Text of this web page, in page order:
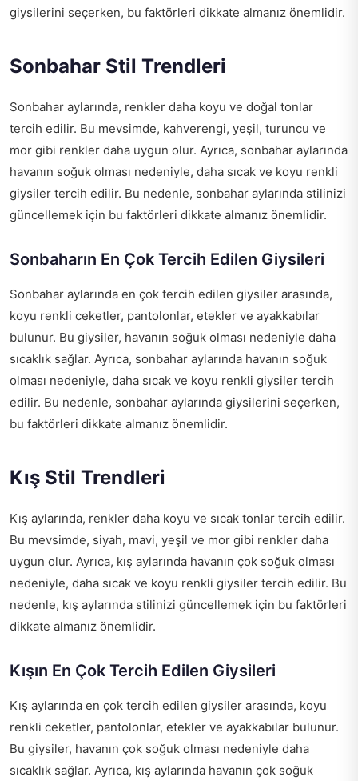
giysilerini seçerken, bu faktörleri dikkate almanız önemlidir.
Sonbahar Stil Trendleri
Sonbahar aylarında, renkler daha koyu ve doğal tonlar
tercih edilir. Bu mevsimde, kahverengi, yeşil, turuncu ve
mor gibi renkler daha uygun olur. Ayrıca, sonbahar aylarında
havanın soğuk olması nedeniyle, daha sıcak ve koyu renkli
giysiler tercih edilir. Bu nedenle, sonbahar aylarında stilinizi
güncellemek için bu faktörleri dikkate almanız önemlidir.
Sonbaharın En Çok Tercih Edilen Giysileri
Sonbahar aylarında en çok tercih edilen giysiler arasında,
koyu renkli ceketler, pantolonlar, etekler ve ayakkabılar
bulunur. Bu giysiler, havanın soğuk olması nedeniyle daha
sıcaklık sağlar. Ayrıca, sonbahar aylarında havanın soğuk
olması nedeniyle, daha sıcak ve koyu renkli giysiler tercih
edilir. Bu nedenle, sonbahar aylarında giysilerini seçerken,
bu faktörleri dikkate almanız önemlidir.
Kış Stil Trendleri
Kış aylarında, renkler daha koyu ve sıcak tonlar tercih edilir.
Bu mevsimde, siyah, mavi, yeşil ve mor gibi renkler daha
uygun olur. Ayrıca, kış aylarında havanın çok soğuk olması
nedeniyle, daha sıcak ve koyu renkli giysiler tercih edilir. Bu
nedenle, kış aylarında stilinizi güncellemek için bu faktörleri
dikkate almanız önemlidir.
Kışın En Çok Tercih Edilen Giysileri
Kış aylarında en çok tercih edilen giysiler arasında, koyu
renkli ceketler, pantolonlar, etekler ve ayakkabılar bulunur.
Bu giysiler, havanın çok soğuk olması nedeniyle daha
sıcaklık sağlar. Ayrıca, kış aylarında havanın çok soğuk